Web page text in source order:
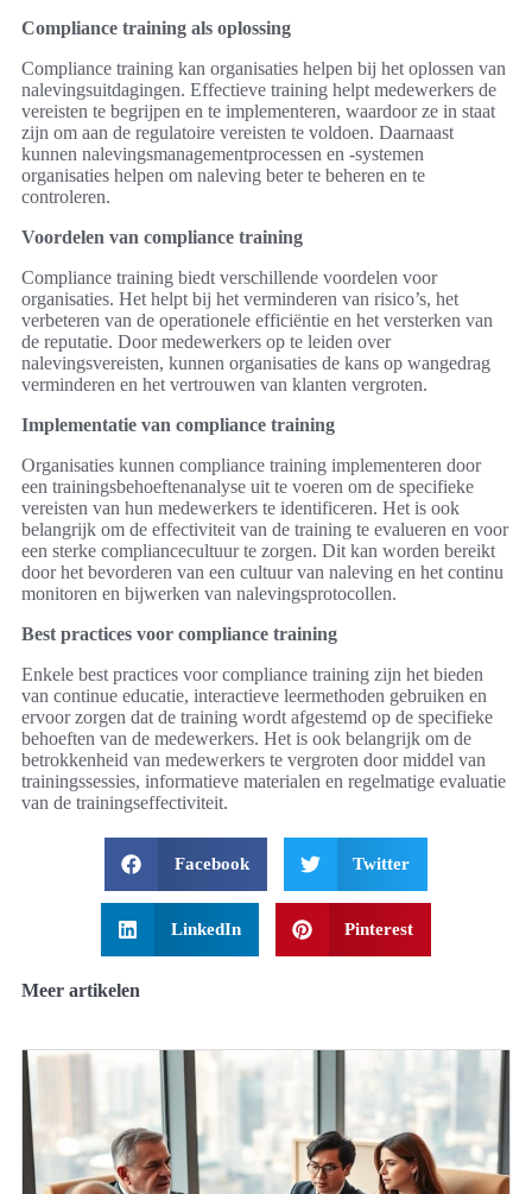
Compliance training als oplossing
Compliance training kan organisaties helpen bij het oplossen van
nalevingsuitdagingen. Effectieve training helpt medewerkers de
vereisten te begrijpen en te implementeren, waardoor ze in staat
zijn om aan de regulatoire vereisten te voldoen. Daarnaast
kunnen nalevingsmanagementprocessen en -systemen
organisaties helpen om naleving beter te beheren en te
controleren.
Voordelen van compliance training
Compliance training biedt verschillende voordelen voor
organisaties. Het helpt bij het verminderen van risico’s, het
verbeteren van de operationele efficiëntie en het versterken van
de reputatie. Door medewerkers op te leiden over
nalevingsvereisten, kunnen organisaties de kans op wangedrag
verminderen en het vertrouwen van klanten vergroten.
Implementatie van compliance training
Organisaties kunnen compliance training implementeren door
een trainingsbehoeftenanalyse uit te voeren om de specifieke
vereisten van hun medewerkers te identificeren. Het is ook
belangrijk om de effectiviteit van de training te evalueren en voor
een sterke compliancecultuur te zorgen. Dit kan worden bereikt
door het bevorderen van een cultuur van naleving en het continu
monitoren en bijwerken van nalevingsprotocollen.
Best practices voor compliance training
Enkele best practices voor compliance training zijn het bieden
van continue educatie, interactieve leermethoden gebruiken en
ervoor zorgen dat de training wordt afgestemd op de specifieke
behoeften van de medewerkers. Het is ook belangrijk om de
betrokkenheid van medewerkers te vergroten door middel van
trainingssessies, informatieve materialen en regelmatige evaluatie
van de trainingseffectiviteit.
Facebook Twitter
LinkedIn Pinterest
Meer artikelen